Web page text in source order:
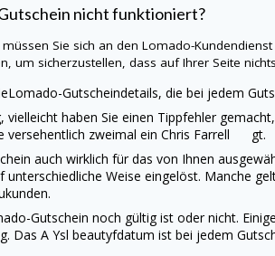
nicht funktioniert?
Sie sich an denLomado-
um sicherzustellen, dass auf Ihrer Seite
Lomado-Gutscheindetails, die bei jedem
vielleicht haben Sie einen Tippfehler
versehentlich zweimal ein Chris Farrell gt.
auch wirklich für das von Ihnen
unterschiedliche Weise eingelöst. Manche
-Gutschein noch gültig ist oder nicht.
Das AYsl beautyfdatum ist bei jedem